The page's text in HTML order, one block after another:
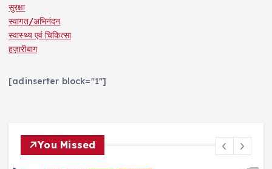
सुरक्षा
स्वागत/अभिनंदन
स्वास्थ्य एवं चिकित्सा
हज़ारीबाग
[adinserter block="1"]
You Missed